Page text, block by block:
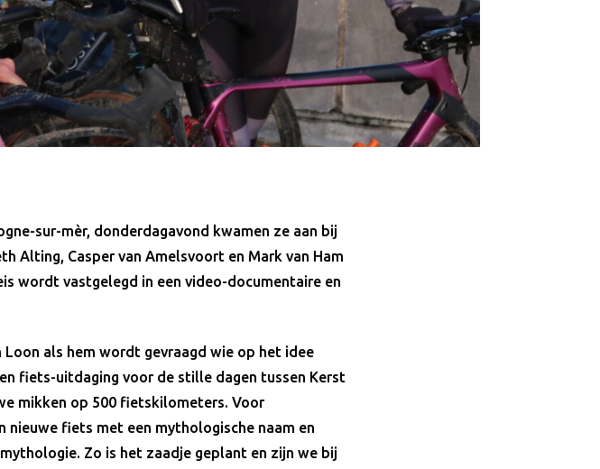
sur-mèr, donderdagavond kwamen ze aan bij
Alting, Casper van Amelsvoort en Mark van Ham
wordt vastgelegd in een video-documentaire en
als hem wordt gevraagd wie op het idee
fiets-uitdaging voor de stille dagen tussen Kerst
mikken op 500 fietskilometers. Voor
fiets met een mythologische naam en
Zo is het zaadje geplant en zijn we bij